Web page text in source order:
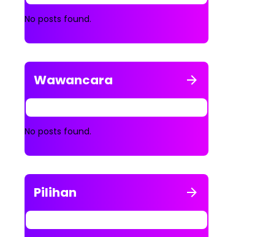
No posts found.
Wawancara
No posts found.
Pilihan